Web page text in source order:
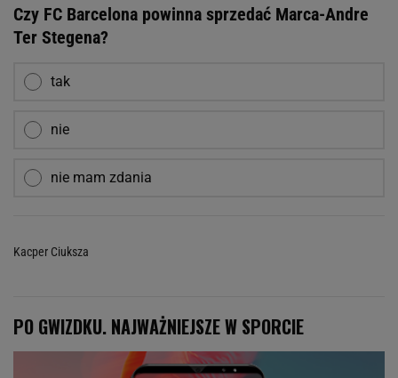
Czy FC Barcelona powinna sprzedać Marca-Andre
Ter Stegena?
tak
nie
nie mam zdania
Kacper Ciuksza